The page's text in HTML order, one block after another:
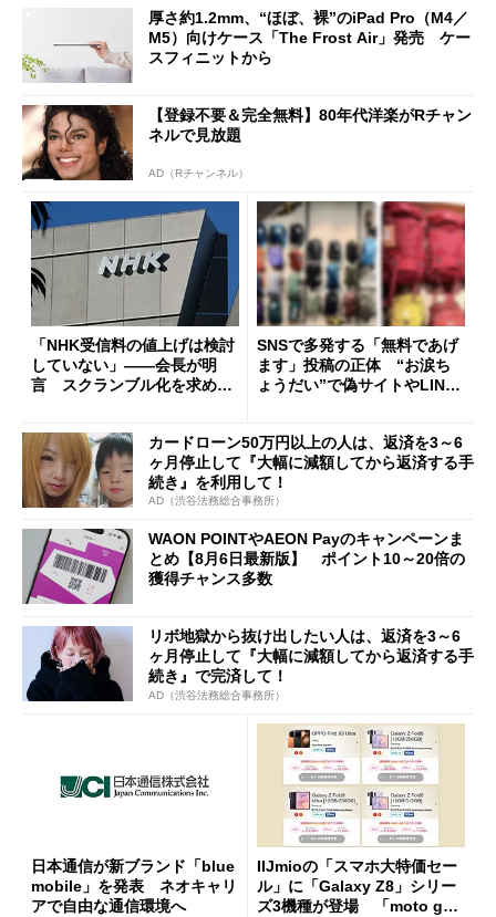
厚さ約1.2mm、“ほぼ、裸”のiPad Pro（M4／
M5）向けケース「The Frost Air」発売 ケー
スフィニットから
【登録不要＆完全無料】80年代洋楽がRチャン
ネルで見放題
AD（Rチャンネル）
「NHK受信料の値上げは検討
していない」――会長が明
言 スクランブル化を求める
SNSで多発する「無料であげ
ます」投稿の正体 “お涙ち
ょうだい”で偽サイトやLINE
カードローン50万円以上の人は、返済を3～6
ヶ月停止して『大幅に減額してから返済する手
続き』を利用して！
AD（渋谷法務総合事務所）
WAON POINTやAEON Payのキャンペーンま
とめ【8月6日最新版】 ポイント10～20倍の
獲得チャンス多数
リボ地獄から抜け出したい人は、返済を3～6
ヶ月停止して『大幅に減額してから返済する手
続き』で完済して！
AD（渋谷法務総合事務所）
日本通信が新ブランド「blue
mobile」を発表 ネオキャリ
アで自由な通信環境へ
IIJmioの「スマホ大特価セー
ル」に「Galaxy Z8」シリー
ズ3機種が登場 「moto g37